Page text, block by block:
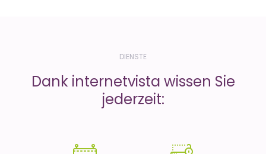
DIENSTE
Dank internetvista wissen Sie
jederzeit: